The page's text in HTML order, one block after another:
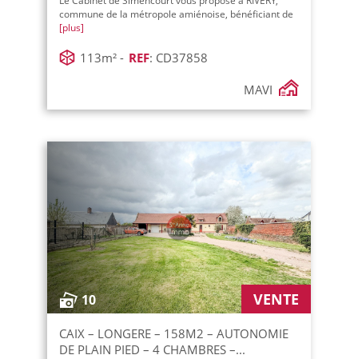
commune de la métropole amiénoise, bénéficiant de
[plus]
113m² - REF: CD37858
MAVI
10 VENTE
CAIX – LONGERE – 158M2 – AUTONOMIE
DE PLAIN PIED – 4 CHAMBRES –...